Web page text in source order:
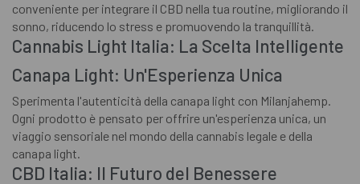
conveniente per integrare il CBD nella tua routine, migliorando il
sonno, riducendo lo stress e promuovendo la tranquillità.
Cannabis Light Italia: La Scelta Intelligente
Canapa Light: Un'Esperienza Unica
Sperimenta l'autenticità della canapa light con Milanjahemp.
Ogni prodotto è pensato per offrire un'esperienza unica, un
viaggio sensoriale nel mondo della cannabis legale e della
canapa light.
CBD Italia: Il Futuro del Benessere